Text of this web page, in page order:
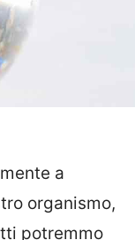
a
organismo,
potremmo